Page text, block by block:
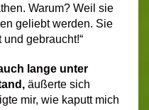
Warum? Weil sie
geliebt werden. Sie
gebraucht!“
lange unter
äußerte sich
mir, wie kaputt mich